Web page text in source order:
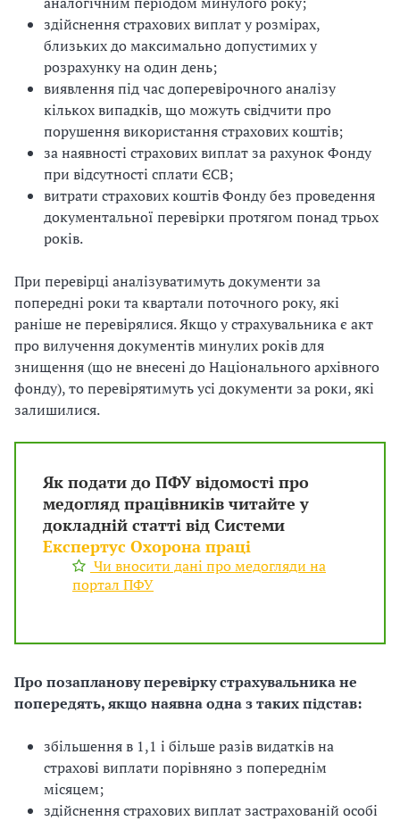
здійснення страхових виплат у розмірах,
близьких до максимально допустимих у
розрахунку на один день;
виявлення під час доперевірочного аналізу
кількох випадків, що можуть свідчити про
порушення використання страхових коштів;
за наявності страхових виплат за рахунок Фонду
при відсутності сплати ЄСВ;
витрати страхових коштів Фонду без проведення
документальної перевірки протягом понад трьох
років.
При перевірці аналізуватимуть документи за
попередні роки та квартали поточного року, які
раніше не перевірялися. Якщо у страхувальника є акт
про вилучення документів минулих років для
знищення (що не внесені до Національного архівного
фонду), то перевірятимуть усі документи за роки, які
залишилися.
Як подати до ПФУ відомості про
медогляд працівників читайте у
докладній статті від Системи
Експертус Охорона праці
Чи вносити дані про медогляди на
портал ПФУ
Про позапланову перевірку страхувальника не
попередять, якщо наявна одна з таких підстав:
збільшення в 1,1 і більше разів видатків на
страхові виплати порівняно з попереднім
місяцем;
здійснення страхових виплат застрахованій особі